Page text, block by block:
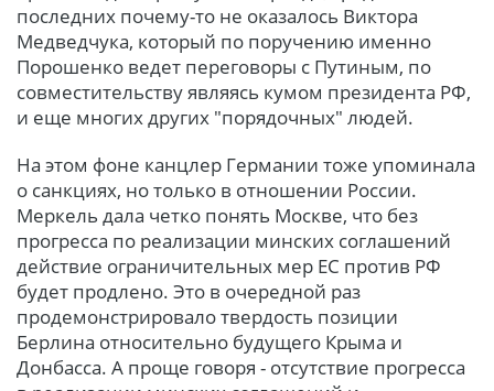
последних почему-то не оказалось Виктора
Медведчука, который по поручению именно
Порошенко ведет переговоры с Путиным, по
совместительству являясь кумом президента РФ,
и еще многих других "порядочных" людей.
На этом фоне канцлер Германии тоже упоминала
о санкциях, но только в отношении России.
Меркель дала четко понять Москве, что без
прогресса по реализации минских соглашений
действие ограничительных мер ЕС против РФ
будет продлено. Это в очередной раз
продемонстрировало твердость позиции
Берлина относительно будущего Крыма и
Донбасса. А проще говоря - отсутствие прогресса